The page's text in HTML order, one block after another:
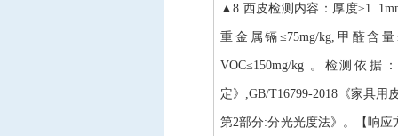
▲8.西皮检测内容：厚度≥1
重金属镉≤75mg/kg,甲醛含
VOC≤150mg/kg 。检测依据
定》,GB/T16799-2018《家具用
第2部分:分光光度法》。【响